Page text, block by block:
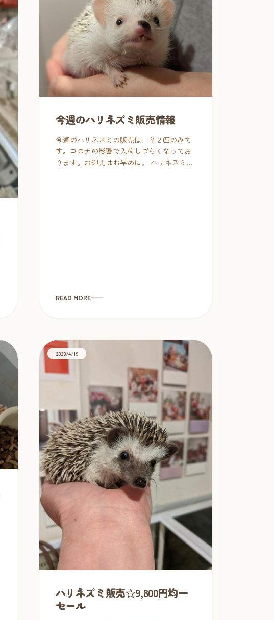
今週のハリネズミ販売情報
今週のハリネズミの販売は、♀２匹のみで
す。コロナの影響で入荷しづらくなってお
ります。お迎えはお早めに。 ハリネズミ4
READ MORE
2020/4/19
ハリネズミ販売☆9,800円均一
セール